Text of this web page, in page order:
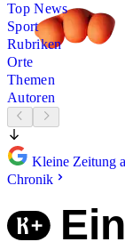
Top News
Sport
Rubriken
Orte
Themen
Autoren
Kleine Zeitung
Chronik